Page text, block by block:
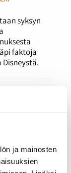
ja mainosten
syksyn
faktoja
erilaisista